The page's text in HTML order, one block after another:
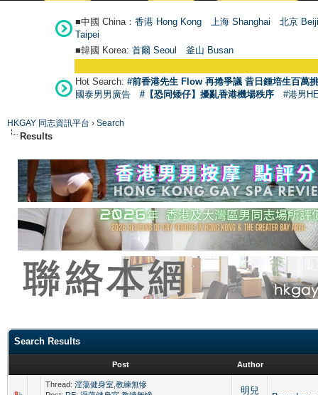
■中國 China： 香港 Hong Kong 上海 Shanghai
北京
Taipei
■韓國 Korea: 首爾 Seoul 釜山 Busan
Hot Search: #前香港先生 Flow 再捲爭議 昔日鍾培生百萬
國泰男男廣告
#【恐同矮仔】擾亂香港機場秩序 #港男
HKGAY 同志資訊平台 › Search
Results
Search Results
Post Author
Thread: 淫蕩健身室,教練無慘
明兒